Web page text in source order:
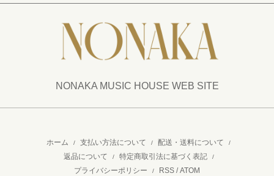
NONAKA MUSIC HOUSE WEB SITE
ホーム / 支払い方法について / 配送・送料について /
返品について / 特定商取引法に基づく表記 /
プライバシーポリシー / RSS /ATOM